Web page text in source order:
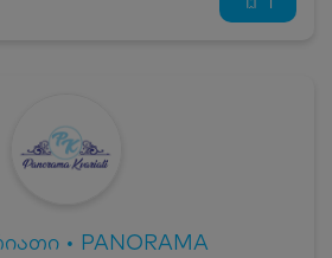
• PANORAMA